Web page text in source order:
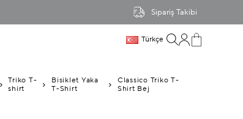
Sipariş Takibi
Türkçe
Triko T-
shirt
Bisiklet Yaka
T-Shirt
Classico Triko T-
Shirt Bej